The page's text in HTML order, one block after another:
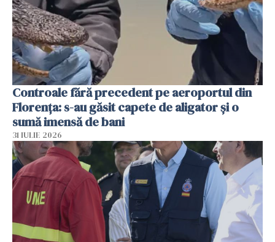
Controale fără precedent pe aeroportul din
Florența: s-au găsit capete de aligator și o
sumă imensă de bani
31 IULIE 2026